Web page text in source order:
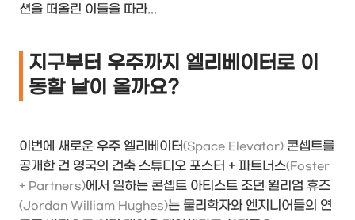
션을 떠올린 이들을 따라...
지구부터 우주까지 엘리베이터로 이
동할 날이 올까요?
이번에 새로운 우주 엘리베이터(Space Elevator) 콘셉트를
공개한 건 영국의 건축 스튜디오 포스터 + 파트너스(Foster
+ Partners)에서 일하는 콘셉트 아티스트 조던 윌리엄 휴즈
(Jordan William Hughes)는 물리학자와 엔지니어들의 연